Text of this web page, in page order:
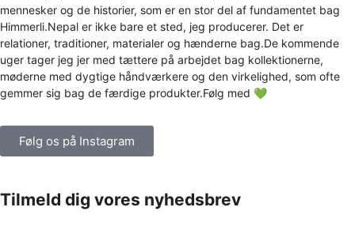
Følg os på Instagram
Tilmeld dig vores nyhedsbrev